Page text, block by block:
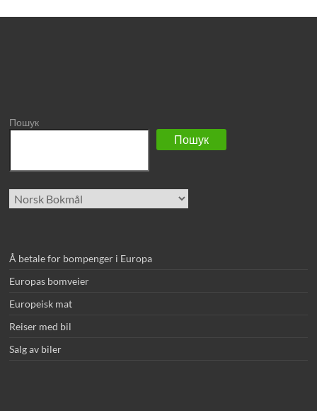
Пошук
Пошук
Velg
et
Å betale for bompenger i Europa
Europas bomveier
Europeisk mat
Reiser med bil
Salg av biler